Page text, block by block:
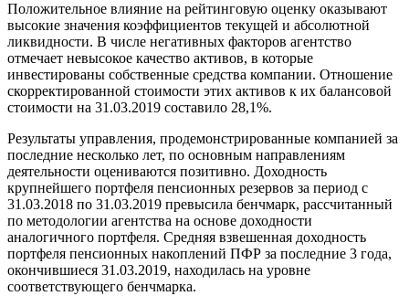
Положительное влияние на рейтинговую оценку оказывают
высокие значения коэффициентов текущей и абсолютной
ликвидности. В числе негативных факторов агентство
отмечает невысокое качество активов, в которые
инвестированы собственные средства компании. Отношение
скорректированной стоимости этих активов к их балансовой
стоимости на 31.03.2019 составило 28,1%.
Результаты управления, продемонстрированные компанией за
последние несколько лет, по основным направлениям
деятельности оцениваются позитивно. Доходность
крупнейшего портфеля пенсионных резервов за период с
31.03.2018 по 31.03.2019 превысила бенчмарк, рассчитанный
по методологии агентства на основе доходности
аналогичного портфеля. Средняя взвешенная доходность
портфеля пенсионных накоплений ПФР за последние 3 года,
окончившиеся 31.03.2019, находилась на уровне
соответствующего бенчмарка.